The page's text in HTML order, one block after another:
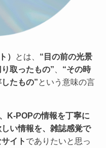
） とは、 “目の前の光景
取ったもの”
“その時
たもの” という意味の言
K-POPの情報を丁寧に
い情報を、雑誌感覚で
イト でありたいと思っ